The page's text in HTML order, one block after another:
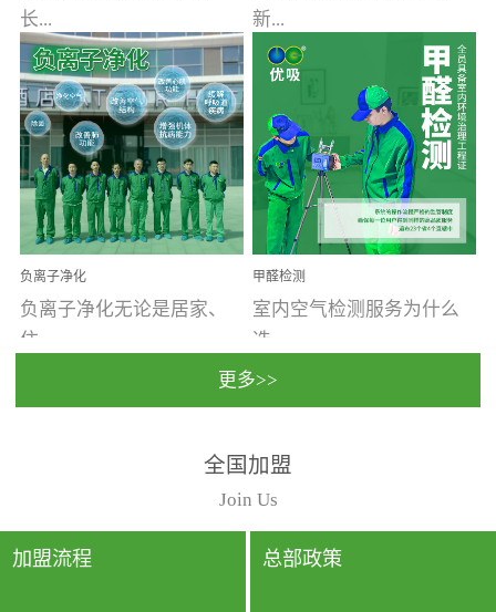
长...
受温度、湿度、基质养
分、通风四个条件影响，
温暖潮湿、营养物质多、
通风缓慢的空间最易滋生
大量霉菌的...
新...
装修完会有甲醛，其实汽
车的甲醛超标问题更为严
重。汽车的空间范围小，
配件、皮具、装饰多，这
些都是汽...
负离子净化
负离子净化无论是居家、
住...
动，人类长时间停留的室
内空间都有整体消毒的需
要。因为空间内人流携带
的、空气...
甲醛检测
室内空气检测服务为什么
选...
行国家规定的标准检测方
法，空气采样量准确，检
测结果可靠，远胜于其他
检测...
更多>>
全国加盟
Join Us
加盟流程 总部政策